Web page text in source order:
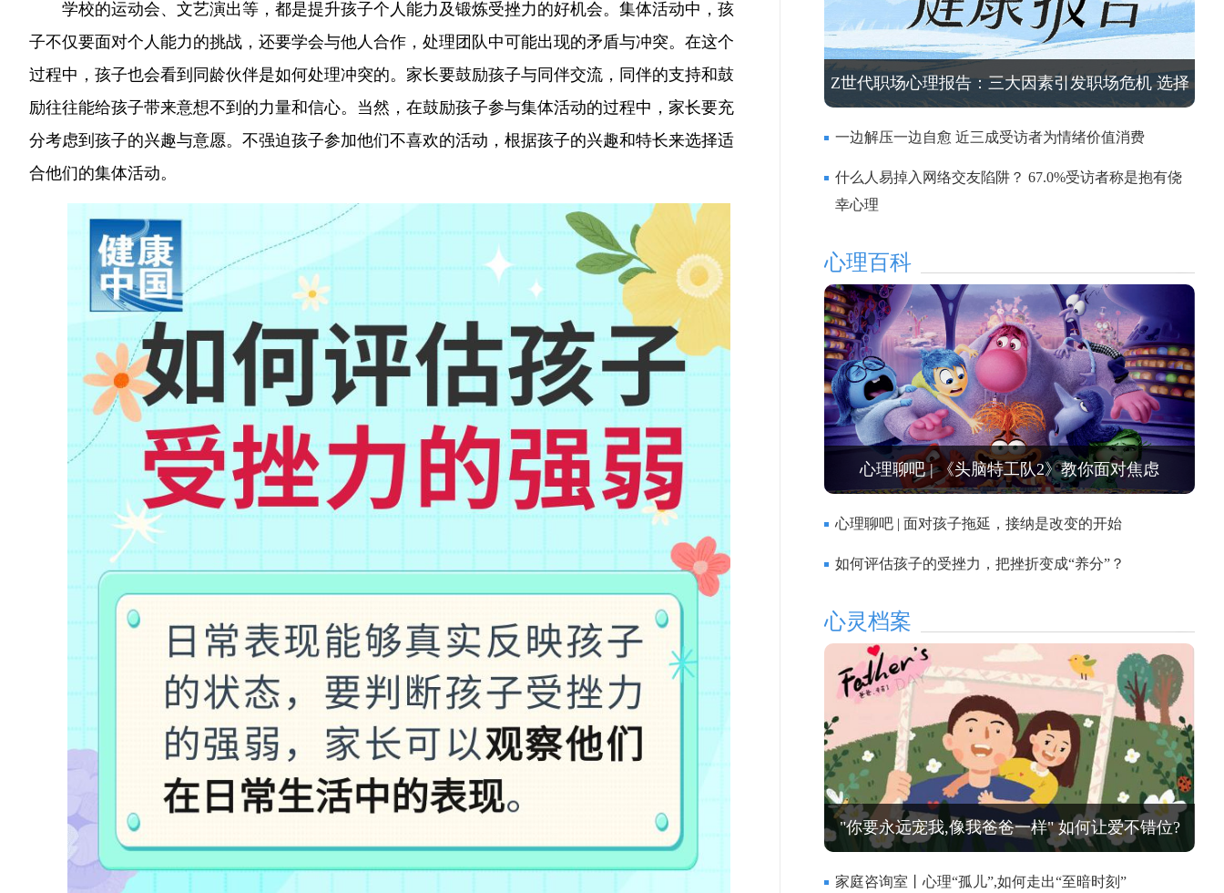
学校的运动会、文艺演出等，都是提升孩子个人能力及锻炼受挫力的好机会。集体活动中，孩
子不仅要面对个人能力的挑战，还要学会与他人合作，处理团队中可能出现的矛盾与冲突。在这个
过程中，孩子也会看到同龄伙伴是如何处理冲突的。家长要鼓励孩子与同伴交流，同伴的支持和鼓
励往往能给孩子带来意想不到的力量和信心。当然，在鼓励孩子参与集体活动的过程中，家长要充
分考虑到孩子的兴趣与意愿。不强迫孩子参加他们不喜欢的活动，根据孩子的兴趣和特长来选择适
合他们的集体活动。
Z世代职场心理报告：三大因素引发职场危机 选择
AI“安抚”内心
一边解压一边自愈 近三成受访者为情绪价值消费
什么人易掉入网络交友陷阱？ 67.0%受访者称是抱有侥
幸心理
心理百科
心理聊吧 | 《头脑特工队2》教你面对焦虑
心理聊吧 | 面对孩子拖延，接纳是改变的开始
如何评估孩子的受挫力，把挫折变成“养分”？
心灵档案
"你要永远宠我,像我爸爸一样" 如何让爱不错位?
家庭咨询室丨心理“孤儿”,如何走出“至暗时刻”